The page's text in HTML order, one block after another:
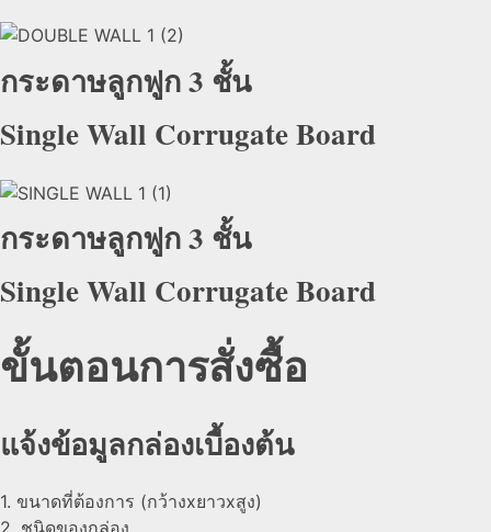
กระดาษลูกฟูก 3 ชั้น
Single Wall Corrugate Board
กระดาษลูกฟูก 3 ชั้น
Single Wall Corrugate Board
ขั้นตอนการสั่งซื้อ
แจ้งข้อมูลกล่องเบื้องต้น
1. ขนาดที่ต้องการ (กว้างxยาวxสูง)